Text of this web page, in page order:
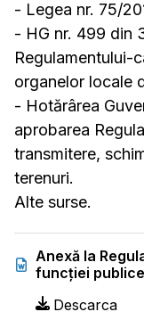
- Legea nr. 75/
- HG nr. 499 din
Regulamentului-
organelor locale
- Hotărârea
aprobarea
transmitere,
terenuri.
Alte surse.
Anexă la
funcției
Descarca